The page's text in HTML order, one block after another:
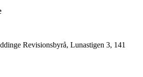
Revisionsbyrå, Lunastigen 3, 141